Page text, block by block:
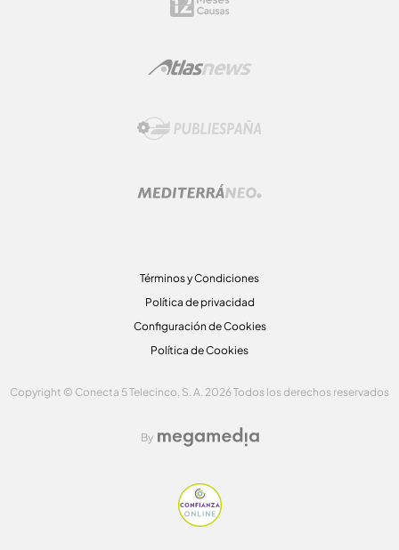
Términos y Condiciones
Política de privacidad
Configuración de Cookies
Política de Cookies
Copyright © Conecta 5 Telecinco, S. A. 2026 Todos los derechos reservados
By